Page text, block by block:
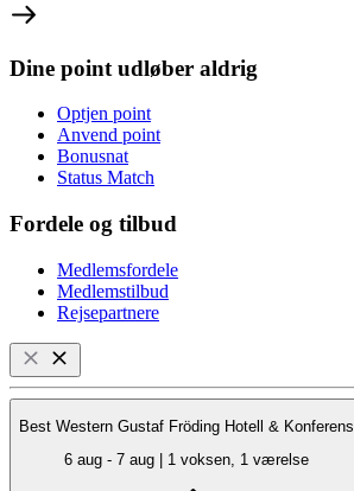
Dine point udløber aldrig
Optjen point
Anvend point
Bonusnat
Status Match
Fordele og tilbud
Medlemsfordele
Medlemstilbud
Rejsepartnere
Best Western Gustaf Fröding Hotell & Konferens
6 aug - 7 aug | 1 voksen, 1 værelse